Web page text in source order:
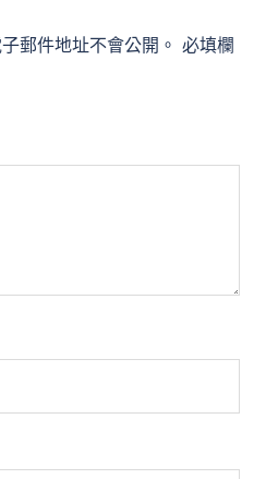
郵件地址不會公開。 必填欄